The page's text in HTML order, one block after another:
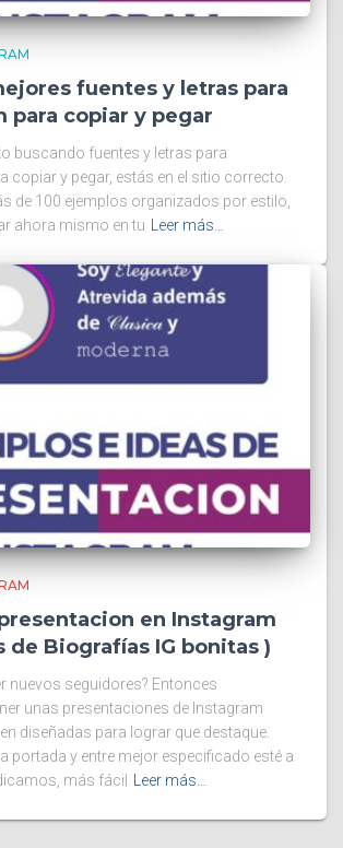
fuentes y letras para
para copiar y pegar
buscando fuentes y letras para
copiar y pegar, estás en el sitio correcto.
de 100 ejemplos organizados por estilo,
ahora mismo en tu Leer más…
en Instagram
de Biografías IG bonitas )
nuevos seguidores? Entonces
unas presentaciones de Instagram
diseñadas para lograr que destaque.
portada y entre mejor especificado esté a
más fácil
Leer más…